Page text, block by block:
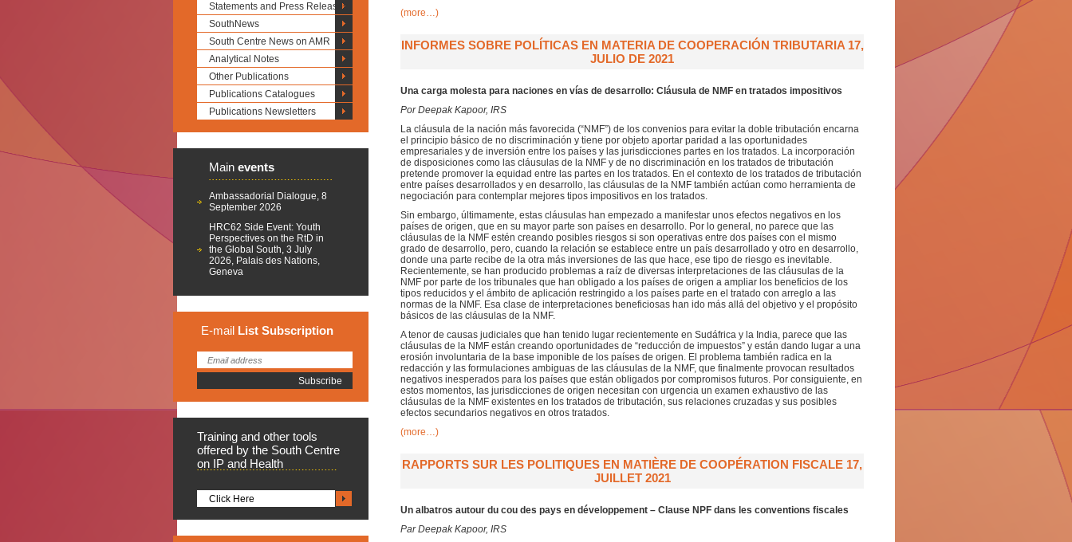
Statements and Press Releases
SouthNews
South Centre News on AMR
Analytical Notes
Other Publications
Publications Catalogues
Publications Newsletters
Main events
Ambassadorial Dialogue, 8
September 2026
HRC62 Side Event: Youth
Perspectives on the RtD in
the Global South, 3 July
2026, Palais des Nations,
Geneva
E-mail List Subscription
Training and other tools
offered by the South Centre
on IP and Health
Click Here
(more…)
INFORMES SOBRE POLÍTICAS EN MATERIA DE COOPERACIÓN TRIBUTARIA 17,
JULIO DE 2021
Una carga molesta para naciones en vías de desarrollo: Cláusula de NMF en tratados impositivos
Por Deepak Kapoor, IRS
La cláusula de la nación más favorecida (“NMF”) de los convenios para evitar la doble tributación encarna
el principio básico de no discriminación y tiene por objeto aportar paridad a las oportunidades
empresariales y de inversión entre los países y las jurisdicciones partes en los tratados. La incorporación
de disposiciones como las cláusulas de la NMF y de no discriminación en los tratados de tributación
pretende promover la equidad entre las partes en los tratados. En el contexto de los tratados de tributación
entre países desarrollados y en desarrollo, las cláusulas de la NMF también actúan como herramienta de
negociación para contemplar mejores tipos impositivos en los tratados.
Sin embargo, últimamente, estas cláusulas han empezado a manifestar unos efectos negativos en los
países de origen, que en su mayor parte son países en desarrollo. Por lo general, no parece que las
cláusulas de la NMF estén creando posibles riesgos si son operativas entre dos países con el mismo
grado de desarrollo, pero, cuando la relación se establece entre un país desarrollado y otro en desarrollo,
donde una parte recibe de la otra más inversiones de las que hace, ese tipo de riesgo es inevitable.
Recientemente, se han producido problemas a raíz de diversas interpretaciones de las cláusulas de la
NMF por parte de los tribunales que han obligado a los países de origen a ampliar los beneficios de los
tipos reducidos y el ámbito de aplicación restringido a los países parte en el tratado con arreglo a las
normas de la NMF. Esa clase de interpretaciones beneficiosas han ido más allá del objetivo y el propósito
básicos de las cláusulas de la NMF.
A tenor de causas judiciales que han tenido lugar recientemente en Sudáfrica y la India, parece que las
cláusulas de la NMF están creando oportunidades de “reducción de impuestos” y están dando lugar a una
erosión involuntaria de la base imponible de los países de origen. El problema también radica en la
redacción y las formulaciones ambiguas de las cláusulas de la NMF, que finalmente provocan resultados
negativos inesperados para los países que están obligados por compromisos futuros. Por consiguiente, en
estos momentos, las jurisdicciones de origen necesitan con urgencia un examen exhaustivo de las
cláusulas de la NMF existentes en los tratados de tributación, sus relaciones cruzadas y sus posibles
efectos secundarios negativos en otros tratados.
(more…)
RAPPORTS SUR LES POLITIQUES EN MATIÈRE DE COOPÉRATION FISCALE 17,
JUILLET 2021
Un albatros autour du cou des pays en développement – Clause NPF dans les conventions fiscales
Par Deepak Kapoor, IRS